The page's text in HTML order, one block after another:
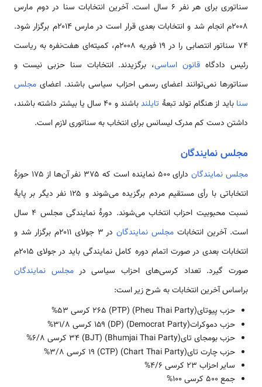
سناتوری برای هر نفر ۶ سال است. آخرین انتخابات سنا در دوم مارس
۲۰۰۸م انجام شد و انتخابات بعدی قرار است در مارس ۲۰۱۴م برگزار شود.
۷۴ سناتور انتصابی را در ۱۹ فوریه ۲۰۰۸م، کمیته‌ای هفت‌نفره به ریاست
رئیس دادگاه قانون اساسی، برگزیدند. انتخابات سنا حزبی نیست و
سناتورها نمی‌توانند اعضای رسمی احزاب سیاسی باشند. اعضای مجلس
سنا باید از هنگام تولد تبعهٔ تایلند
باشند و ۴۰ سال یا بیشتر داشته باشند،
داشتن دست کم مدرک لیسانس برای انتخاب به سناتوری لازم است.
مجلس نمایندگان
مجلس نمایندگان
دارای ۵۰۰ نماینده است که ۳۷۵ نفر آن‌ها از ۱۷۵ حوزهٔ
انتخاباتی با رأی مستقیم مردم برگزیده می‌شوند و ۱۲۵ نفر دیگر بر پایهٔ
نسبت محبوبیت احزاب انتخاب می‌شوند. دورهٔ نمایندگی مجلس ۴ سال
است. آخرین انتخابات مجلس نمایندگان
در ۳ جولای ۲۰۱۱م برگزار شد و
انتخابات بعدی در صورت اتمام دوره کامل نمایندگی باید در جولای ۲۰۱۵م
صورت گیرد. تعداد کرسی‌های احزاب سیاسی درمجلس نمایندگان
براساس آخرین انتخابات به شرح زیر است:
حزب پیوتای(Pheu Thai Party) (PTP) ۲۶۵ کرسی ۵۳%
حزب دموکرات(Democrat Party) (DP) ۱۵۹ کرسی 31/8%
حزب بومجای تای(Bhumjai Thai Party) (BJT) ۳۴ کرسی 6/8%
حزب چارت تای(Chart Thai Party) (CTP) ۱۹ کرسی 3/8%
سایر احزاب ۲۳ کرسی 4/6%
جمع ۵۰۰ کرسی ۱۰۰%